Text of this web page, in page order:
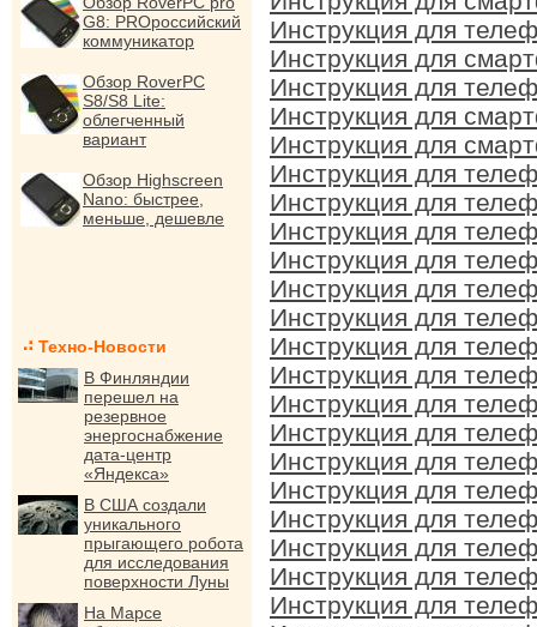
G8: PROроссийский
коммуникатор
Обзор RoverPC
S8/S8 Lite:
облегченный
вариант
Обзор Highscreen
Nano: быстрее,
меньше, дешевле
Техно-Новости
В Финляндии
перешел на
резервное
энергоснабжение
дата-центр
«Яндекса»
В США создали
уникального
прыгающего робота
для исследования
поверхности Луны
На Марсе
Инструкция для
Инструкция для
Инструкция для
Инструкция для
Инструкция для
Инструкция для
Инструкция для
Инструкция для
Инструкция для
Инструкция для
Инструкция для
Инструкция для
Инструкция для
Инструкция для
Инструкция для
Инструкция для
Инструкция для
Инструкция для
Инструкция для
Инструкция для
Инструкция для